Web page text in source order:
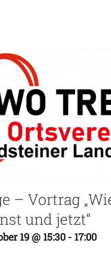
– Vortrag
und jetzt“
19 @ 15:30 - 17:00